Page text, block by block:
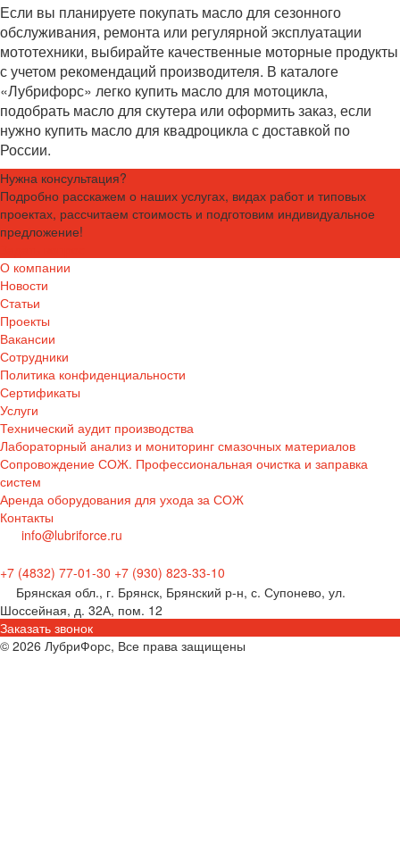
Если вы планируете покупать масло для сезонного
обслуживания, ремонта или регулярной эксплуатации
мототехники, выбирайте качественные моторные продукты
с учетом рекомендаций производителя. В каталоге
«Лубрифорс» легко купить масло для мотоцикла,
подобрать масло для скутера или оформить заказ, если
нужно купить масло для квадроцикла с доставкой по
России.
Нужна консультация?
Подробно расскажем о наших услугах, видах работ и типовых
проектах, рассчитаем стоимость и подготовим индивидуальное
предложение!
О компании
Новости
Статьи
Проекты
Вакансии
Сотрудники
Политика конфиденциальности
Сертификаты
Услуги
Технический аудит производства
Лабораторный анализ и мониторинг смазочных материалов
Сопровождение СОЖ. Профессиональная очистка и заправка
систем
Аренда оборудования для ухода за СОЖ
Контакты
info@lubriforce.ru
+7 (4832) 77-01-30 +7 (930) 823-33-10
Брянская обл., г. Брянск, Брянский р-н, с. Супонево, ул.
Шоссейная, д. 32А, пом. 12
Заказать звонок
© 2026 ЛубриФорс, Все права защищены